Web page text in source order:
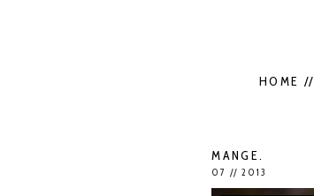
HOME //
MANGE.
07 // 2013